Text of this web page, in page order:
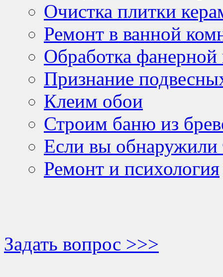
Очистка плитки
Ремонт в ванной
Обработка
Признание
Клеим обои
Строим баню из
Если вы обнаружили
Ремонт и психология
Задать вопрос >>>